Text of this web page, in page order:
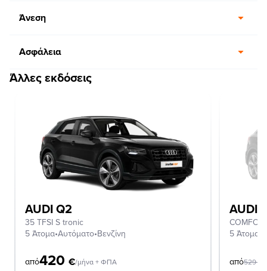
Άνεση
Ασφάλεια
Άλλες εκδόσεις
AUDI Q2
35 TFSI S tronic
5 Άτομα•Αυτόματο•Βενζίνη
από420 €/μήνα + ΦΠΑ
AUDI
5 Άτομα
από529